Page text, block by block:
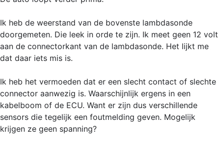
Ik heb de weerstand van de bovenste lambdasonde
doorgemeten. Die leek in orde te zijn. Ik meet geen 12 volt
aan de connectorkant van de lambdasonde. Het lijkt me
dat daar iets mis is.
Ik heb het vermoeden dat er een slecht contact of slechte
connector aanwezig is. Waarschijnlijk ergens in een
kabelboom of de ECU. Want er zijn dus verschillende
sensors die tegelijk een foutmelding geven. Mogelijk
krijgen ze geen spanning?